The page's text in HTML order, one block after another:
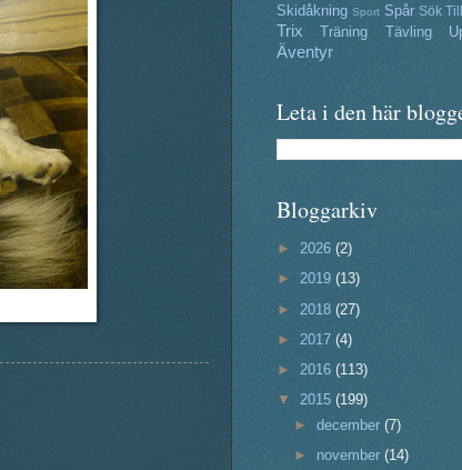
Skidåkning Sport Spår Sök
Trix Träning Tävling
Äventyr
Leta i den här
Bloggarkiv
► 2026 (2)
► 2019 (13)
► 2018 (27)
► 2017 (4)
► 2016 (113)
▼ 2015 (199)
►december(7)
► november(14)